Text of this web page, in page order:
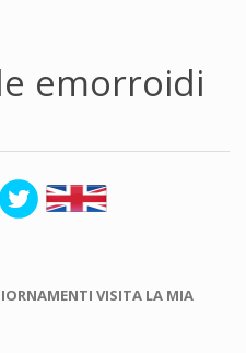
emorroidi
VISITA LA MIA